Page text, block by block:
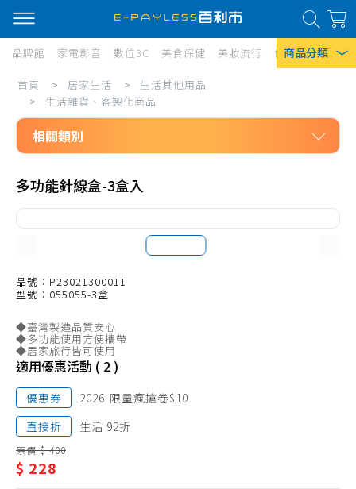
商品分類
熱門搜尋
風扇
口罩
除濕機
衛生紙
品牌館 家電影音 數位3C 美食保健 美妝流行 傢俱寢具 居
居
生
活/
生
活
用
品/
生
活
雜
貨、
客
製
首頁 > 居家生活 >
生活其他用品
>
生活雜貨、客製化商品
相關類別
生活其他用品
文具用品
辨公用品
生活療癒小物
生活雜貨、客製化商品
紅包袋
多功能針線盒-3盒入
品號：P23021300011
型號：055055-3盒
◆臺灣製造品質安心
◆多功能使用方便攜帶
◆居家旅行皆可使用
適用優惠活動 ( 2 )
優惠券
2026-限量瘋搶卷$10
直接折
生活 92折
原價 $ 400
$ 228